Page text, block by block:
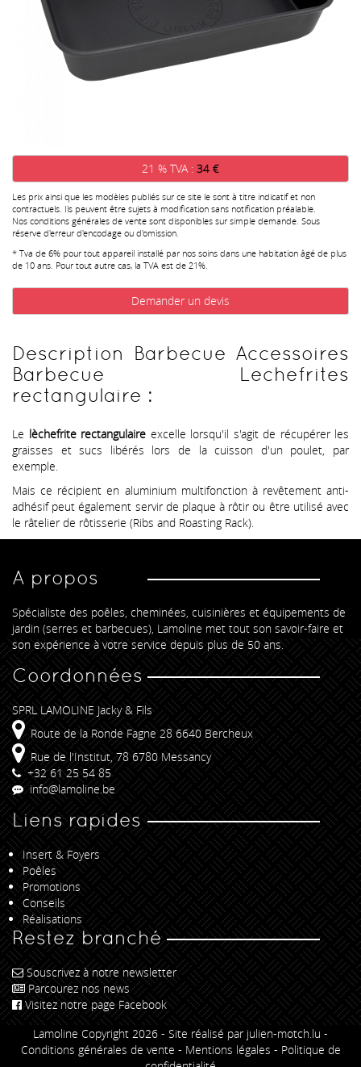
21 % TVA : 34 €
Les prix ainsi que les modèles publiés sur ce site le sont à titre indicatif et non
contractuels. Ils peuvent être sujets à modification sans notification préalable.
Nos conditions générales de vente sont disponibles sur simple demande. Sous
réserve d'erreur d'encodage ou d'omission.
* Tva de 6% pour tout appareil installé par nos soins dans une habitation âgé de plus
de 10 ans. Pour tout autre cas, la TVA est de 21%.
Demander un devis
Description Barbecue Accessoires
Barbecue Lechefrites
rectangulaire :
Le lèchefrite rectangulaire excelle lorsqu'il s'agit de récupérer les
graisses et sucs libérés lors de la cuisson d'un poulet, par
exemple.
Mais ce récipient en aluminium multifonction à revêtement anti-
adhésif peut également servir de plaque à rôtir ou être utilisé avec
le râtelier de rôtisserie (Ribs and Roasting Rack).
A propos
Spécialiste des poêles, cheminées, cuisinières et équipements de
jardin (serres et barbecues), Lamoline met tout son savoir-faire et
son expérience à votre service depuis plus de 50 ans.
Coordonnées
SPRL LAMOLINE Jacky & Fils
Route de la Ronde Fagne 28 6640 Bercheux
Rue de l'Institut, 78 6780 Messancy
+32 61 25 54 85
info@lamoline.be
Liens rapides
Insert & Foyers
Poêles
Promotions
Conseils
Réalisations
Restez branché
Souscrivez à notre newsletter
Parcourez nos news
Visitez notre page Facebook
Lamoline Copyright 2026 - Site réalisé par julien-motch.lu -
Conditions générales de vente - Mentions légales - Politique de